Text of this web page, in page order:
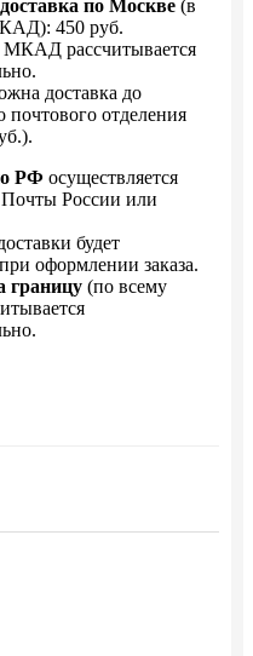
доставка по Москве (в
450 руб.
МКАД рассчитывается
доставка до
отделения
РФ осуществляется
Почты России или
будет
оформлении заказа.
границу (по всему